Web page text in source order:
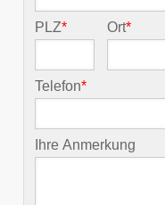
PLZ* Ort*
Telefon*
Ihre Anmerkung